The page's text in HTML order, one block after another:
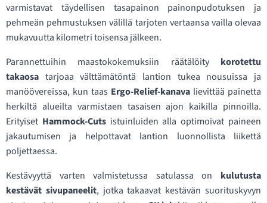
varmistavat täydellisen tasapainon painonpudotuksen ja
pehmeän pehmustuksen välillä tarjoten vertaansa vailla olevaa
mukavuutta kilometri toisensa jälkeen.
Parannettuihin maastokokemuksiin räätälöity korotettu
takaosa tarjoaa välttämätöntä lantion tukea nousuissa ja
manöövereissa, kun taas Ergo-Relief-kanava lievittää painetta
herkiltä alueilta varmistaen tasaisen ajon kaikilla pinnoilla.
Erityiset Hammock-Cutsistuinluiden alla optimoivat paineen
jakautumisen ja helpottavat lantion luonnollista liikettä
poljettaessa.
Kestävyyttä varten valmistetussa satulassa on kulutusta
kestävät sivupaneelit, jotka takaavat kestävän suorituskyvyn